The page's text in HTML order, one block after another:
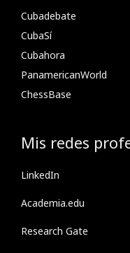
Cubadebate
CubaSí
Cubahora
PanamericanWorld
ChessBase
Mis redes
LinkedIn
Academia.edu
Research Gate